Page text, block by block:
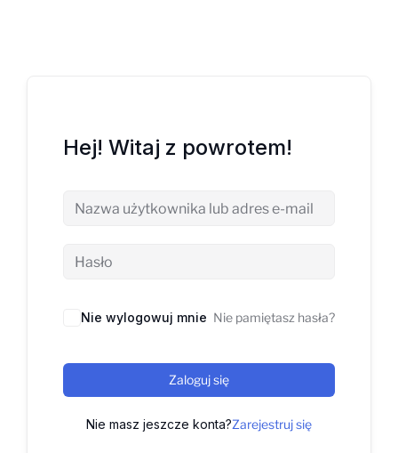
Hej! Witaj z powrotem!
Nie wylogowuj mnie Nie pamiętasz hasła?
Zaloguj się
Nie masz jeszcze konta?Zarejestruj się